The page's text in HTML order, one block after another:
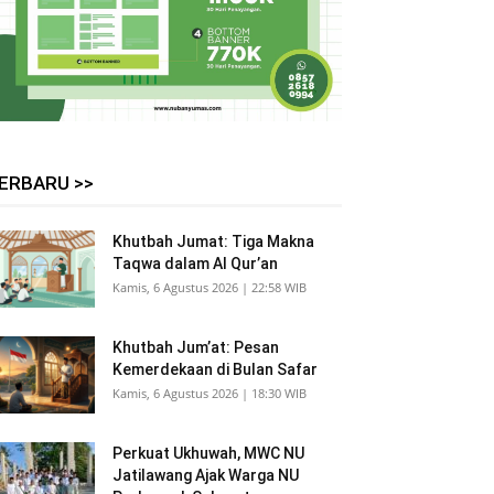
>>
Khutbah Jumat: Tiga Makna
Taqwa dalam Al Qur’an
Kamis, 6 Agustus 2026 | 22:58 WIB
Khutbah Jum’at: Pesan
Kemerdekaan di Bulan Safar
Kamis, 6 Agustus 2026 | 18:30 WIB
Perkuat Ukhuwah, MWC NU
Jatilawang Ajak Warga NU